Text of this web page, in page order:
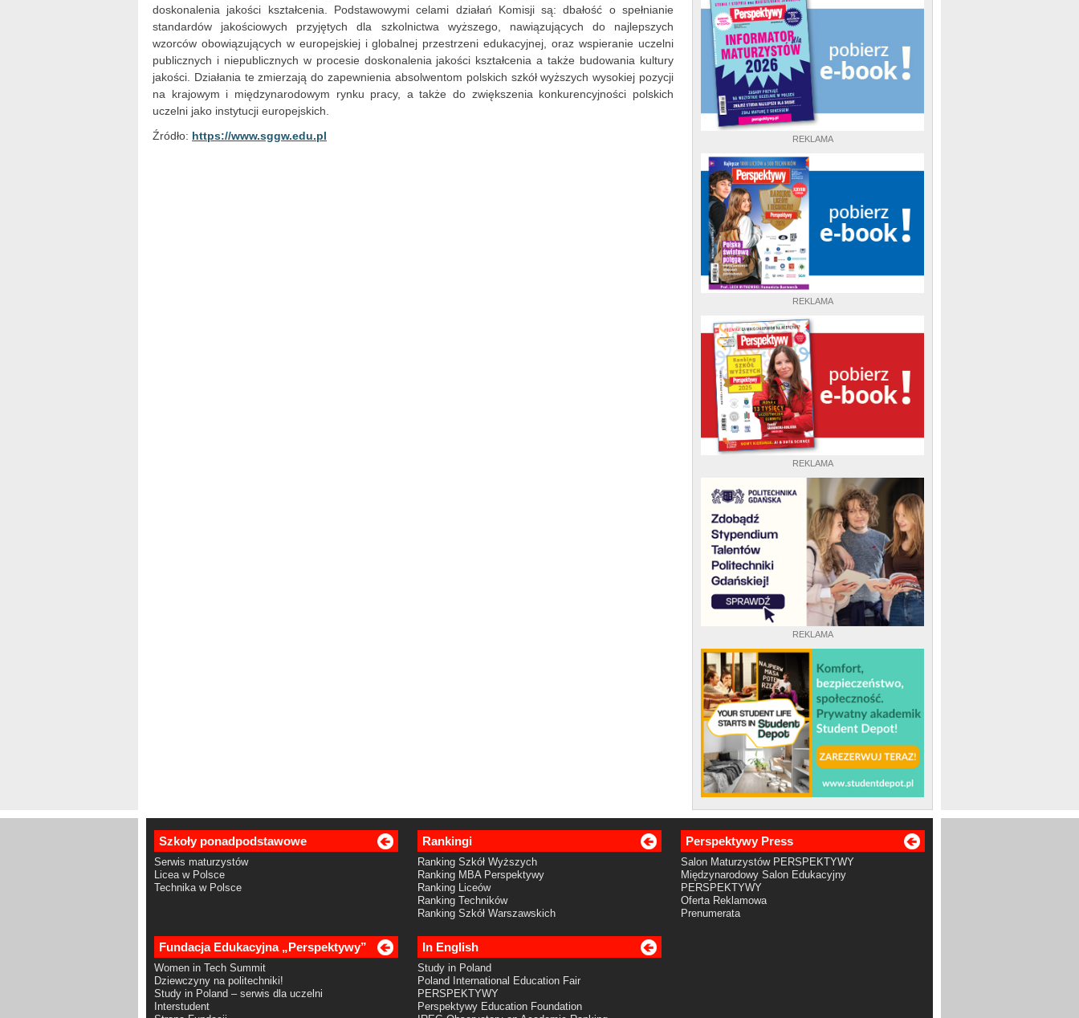
REKLAMA
REKLAMA
REKLAMA
REKLAMA
doskonalenia jakości kształcenia. Podstawowymi celami działań Komisji są: dbałość o spełnianie
standardów jakościowych przyjętych dla szkolnictwa wyższego, nawiązujących do najlepszych
wzorców obowiązujących w europejskiej i globalnej przestrzeni edukacyjnej, oraz wspieranie uczelni
publicznych i niepublicznych w procesie doskonalenia jakości kształcenia a także budowania kultury
jakości. Działania te zmierzają do zapewnienia absolwentom polskich szkół wyższych wysokiej pozycji
na krajowym i międzynarodowym rynku pracy, a także do zwiększenia konkurencyjności polskich
uczelni jako instytucji europejskich.
Źródło: https://www.sggw.edu.pl
Szkoły ponadpodstawowe
Serwis maturzystów
Licea w Polsce
Technika w Polsce
Rankingi
Ranking Szkół Wyższych
Ranking MBA Perspektywy
Ranking Liceów
Ranking Techników
Ranking Szkół Warszawskich
Perspektywy Press
Salon Maturzystów PERSPEKTYWY
Międzynarodowy Salon Edukacyjny
PERSPEKTYWY
Oferta Reklamowa
Prenumerata
Fundacja Edukacyjna „Perspektywy”
Women in Tech Summit
Dziewczyny na politechniki!
Study in Poland – serwis dla uczelni
Interstudent
In English
Study in Poland
Poland International Education Fair
PERSPEKTYWY
Perspektywy Education Foundation